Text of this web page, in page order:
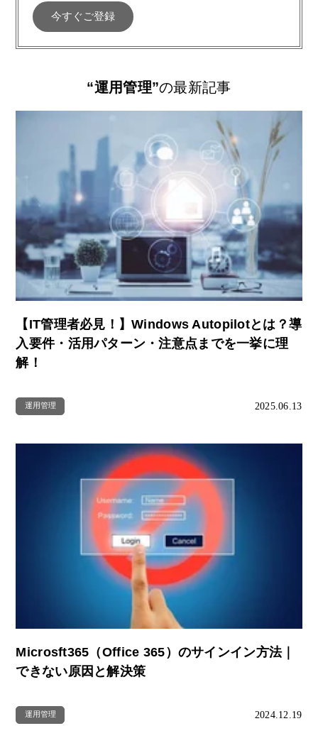
“運用管理”の最新記事
【IT管理者必見！】Windows Autopilotとは？導
入要件・活用パターン・注意点までを一挙に理
解！
運用管理 2025.06.13
Microsft365（Office 365）のサインイン方法｜
できない原因と解決策
運用管理 2024.12.19